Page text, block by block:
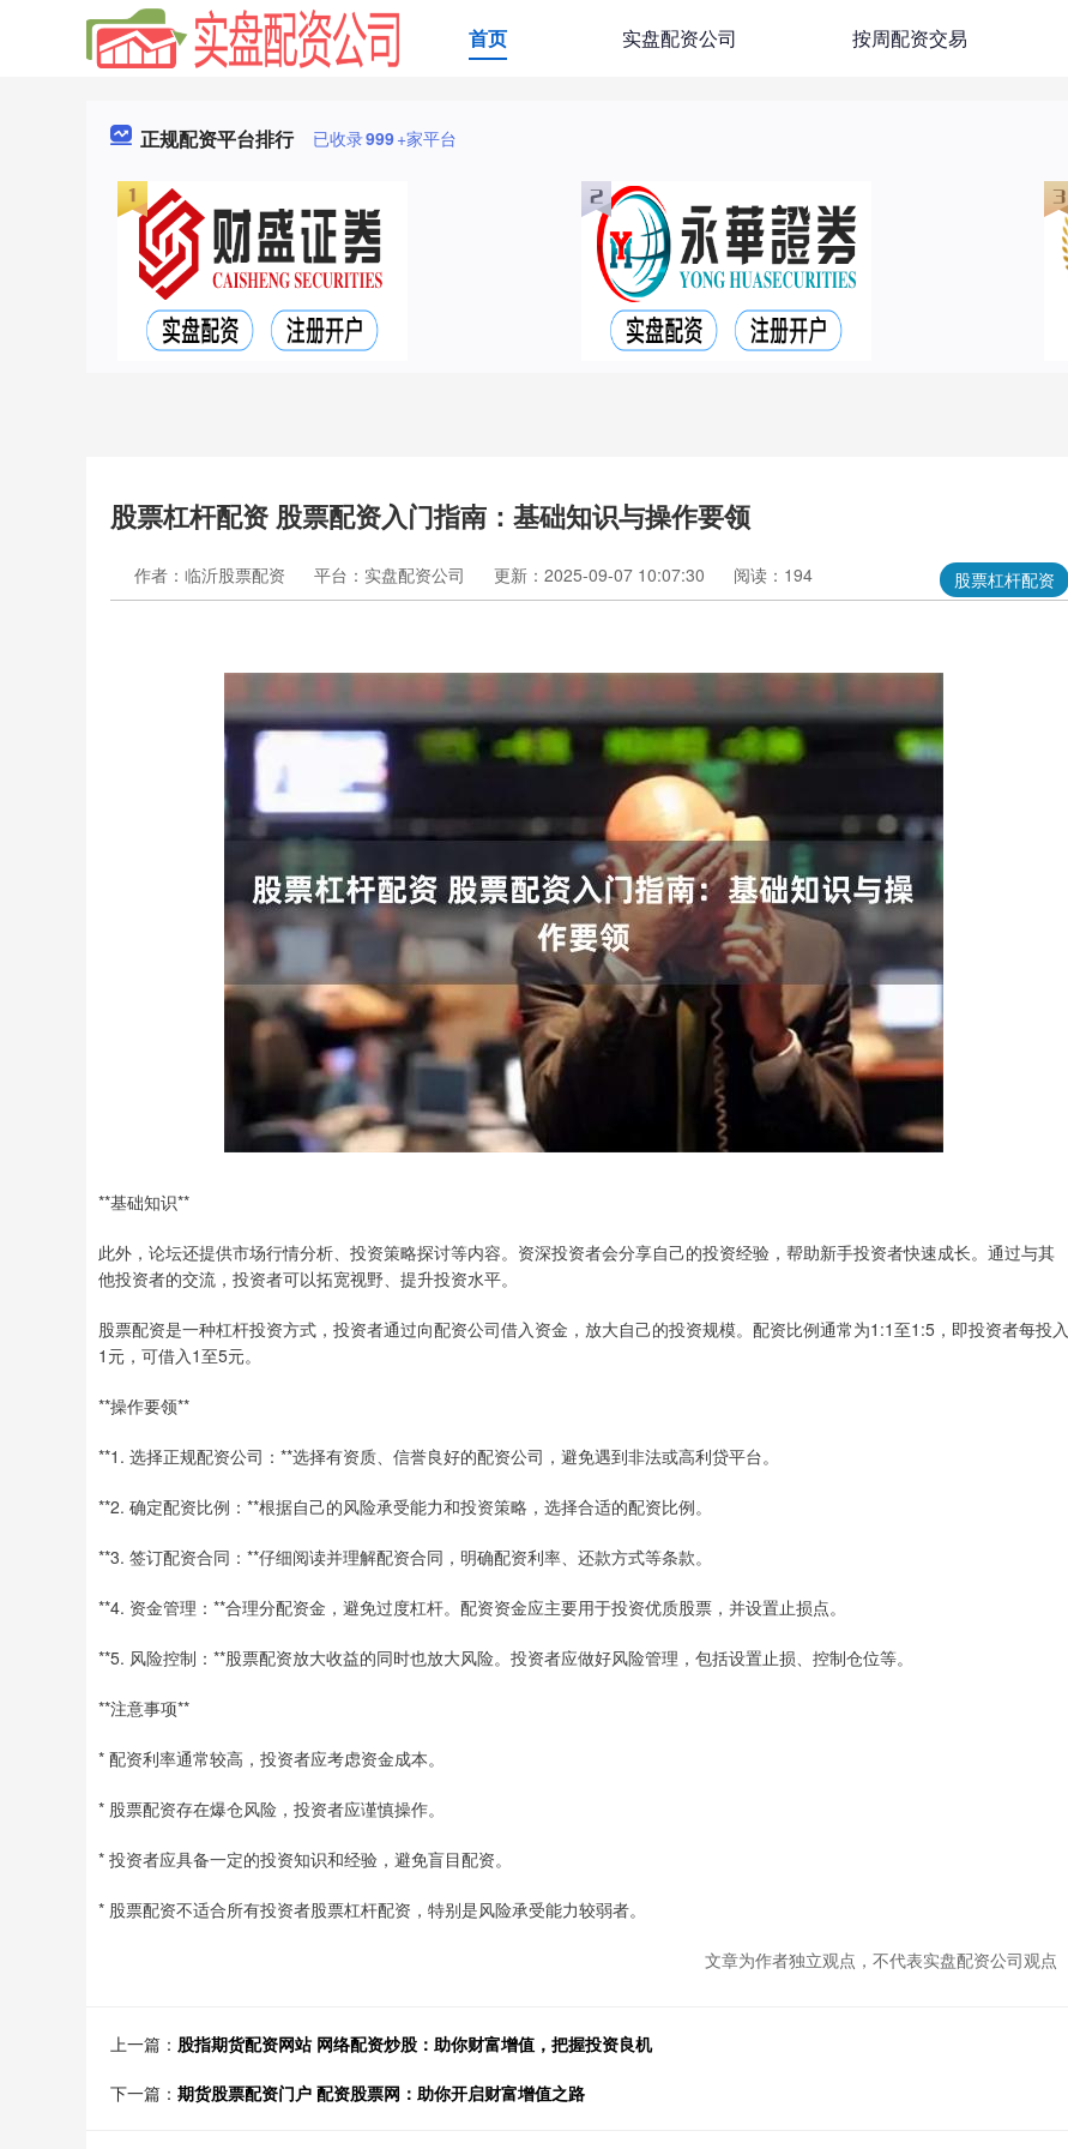
首页 实盘配资公司 按周配资交易
正规配资平台排行 已收录999+家平台
股票杠杆配资 股票配资入门指南：基础知识与操作要领
股票杠杆配资
作者：临沂股票配资 平台：实盘配资公司 更新：2025-09-07 10:07:30 阅读：194
**基础知识**
此外，论坛还提供市场行情分析、投资策略探讨等内容。资深投资者会分享自己的投资经验，帮助新手投资者快速成长。通过与其
他投资者的交流，投资者可以拓宽视野、提升投资水平。
股票配资是一种杠杆投资方式，投资者通过向配资公司借入资金，放大自己的投资规模。配资比例通常为1:1至1:5，即投资者每投入
1元，可借入1至5元。
**操作要领**
**1. 选择正规配资公司：**选择有资质、信誉良好的配资公司，避免遇到非法或高利贷平台。
**2. 确定配资比例：**根据自己的风险承受能力和投资策略，选择合适的配资比例。
**3. 签订配资合同：**仔细阅读并理解配资合同，明确配资利率、还款方式等条款。
**4. 资金管理：**合理分配资金，避免过度杠杆。配资资金应主要用于投资优质股票，并设置止损点。
**5. 风险控制：**股票配资放大收益的同时也放大风险。投资者应做好风险管理，包括设置止损、控制仓位等。
**注意事项**
* 配资利率通常较高，投资者应考虑资金成本。
* 股票配资存在爆仓风险，投资者应谨慎操作。
* 投资者应具备一定的投资知识和经验，避免盲目配资。
* 股票配资不适合所有投资者股票杠杆配资，特别是风险承受能力较弱者。
文章为作者独立观点，不代表实盘配资公司观点
上一篇： 股指期货配资网站 网络配资炒股：助你财富增值，把握投资良机
下一篇： 期货股票配资门户 配资股票网：助你开启财富增值之路